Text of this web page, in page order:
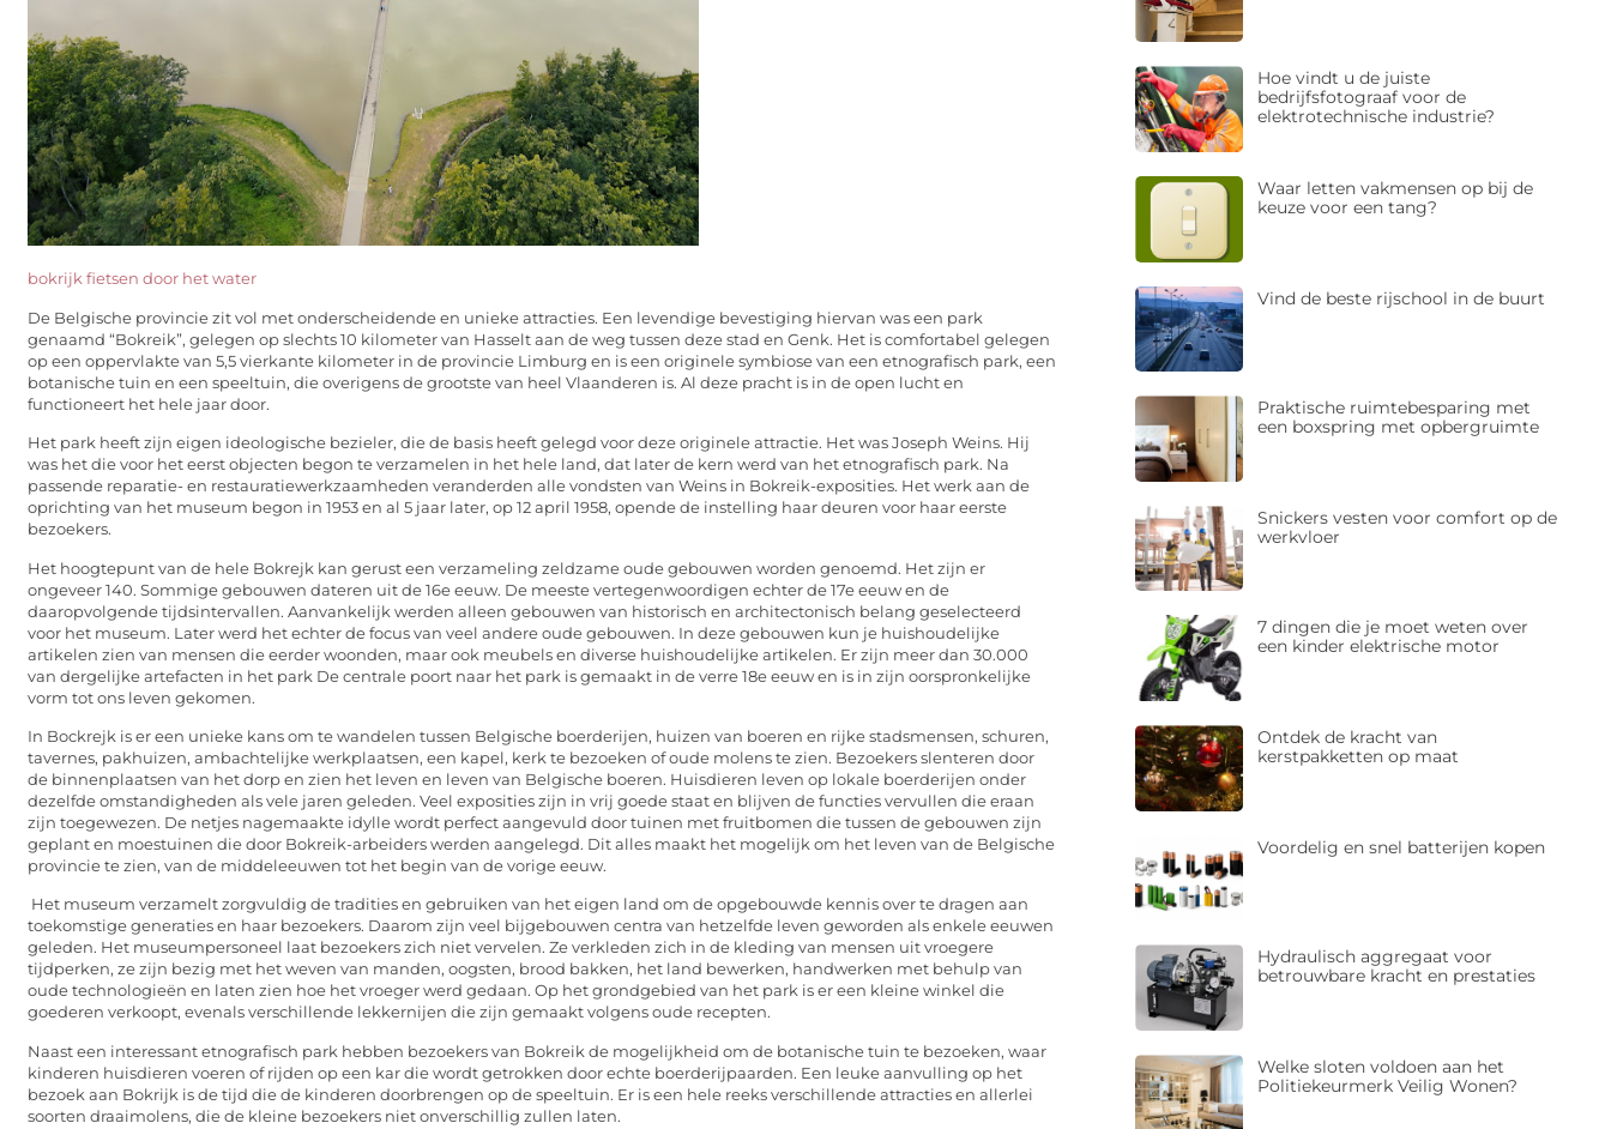
bokrijk fietsen door het water
De Belgische provincie zit vol met onderscheidende en unieke attracties. Een levendige bevestiging hiervan was een park
genaamd “Bokreik”, gelegen op slechts 10 kilometer van Hasselt aan de weg tussen deze stad en Genk. Het is comfortabel gelegen
op een oppervlakte van 5,5 vierkante kilometer in de provincie Limburg en is een originele symbiose van een etnografisch park, een
botanische tuin en een speeltuin, die overigens de grootste van heel Vlaanderen is. Al deze pracht is in de open lucht en
functioneert het hele jaar door.
Het park heeft zijn eigen ideologische bezieler, die de basis heeft gelegd voor deze originele attractie. Het was Joseph Weins. Hij
was het die voor het eerst objecten begon te verzamelen in het hele land, dat later de kern werd van het etnografisch park. Na
passende reparatie- en restauratiewerkzaamheden veranderden alle vondsten van Weins in Bokreik-exposities. Het werk aan de
oprichting van het museum begon in 1953 en al 5 jaar later, op 12 april 1958, opende de instelling haar deuren voor haar eerste
bezoekers.
Het hoogtepunt van de hele Bokrejk kan gerust een verzameling zeldzame oude gebouwen worden genoemd. Het zijn er
ongeveer 140. Sommige gebouwen dateren uit de 16e eeuw. De meeste vertegenwoordigen echter de 17e eeuw en de
daaropvolgende tijdsintervallen. Aanvankelijk werden alleen gebouwen van historisch en architectonisch belang geselecteerd
voor het museum. Later werd het echter de focus van veel andere oude gebouwen. In deze gebouwen kun je huishoudelijke
artikelen zien van mensen die eerder woonden, maar ook meubels en diverse huishoudelijke artikelen. Er zijn meer dan 30.000
van dergelijke artefacten in het park De centrale poort naar het park is gemaakt in de verre 18e eeuw en is in zijn oorspronkelijke
vorm tot ons leven gekomen.
In Bockrejk is er een unieke kans om te wandelen tussen Belgische boerderijen, huizen van boeren en rijke stadsmensen, schuren,
tavernes, pakhuizen, ambachtelijke werkplaatsen, een kapel, kerk te bezoeken of oude molens te zien. Bezoekers slenteren door
de binnenplaatsen van het dorp en zien het leven en leven van Belgische boeren. Huisdieren leven op lokale boerderijen onder
dezelfde omstandigheden als vele jaren geleden. Veel exposities zijn in vrij goede staat en blijven de functies vervullen die eraan
zijn toegewezen. De netjes nagemaakte idylle wordt perfect aangevuld door tuinen met fruitbomen die tussen de gebouwen zijn
geplant en moestuinen die door Bokreik-arbeiders werden aangelegd. Dit alles maakt het mogelijk om het leven van de Belgische
provincie te zien, van de middeleeuwen tot het begin van de vorige eeuw.
Het museum verzamelt zorgvuldig de tradities en gebruiken van het eigen land om de opgebouwde kennis over te dragen aan
toekomstige generaties en haar bezoekers. Daarom zijn veel bijgebouwen centra van hetzelfde leven geworden als enkele eeuwen
geleden. Het museumpersoneel laat bezoekers zich niet vervelen. Ze verkleden zich in de kleding van mensen uit vroegere
tijdperken, ze zijn bezig met het weven van manden, oogsten, brood bakken, het land bewerken, handwerken met behulp van
oude technologieën en laten zien hoe het vroeger werd gedaan. Op het grondgebied van het park is er een kleine winkel die
goederen verkoopt, evenals verschillende lekkernijen die zijn gemaakt volgens oude recepten.
Naast een interessant etnografisch park hebben bezoekers van Bokreik de mogelijkheid om de botanische tuin te bezoeken, waar
kinderen huisdieren voeren of rijden op een kar die wordt getrokken door echte boerderijpaarden. Een leuke aanvulling op het
bezoek aan Bokrijk is de tijd die de kinderen doorbrengen op de speeltuin. Er is een hele reeks verschillende attracties en allerlei
soorten draaimolens, die de kleine bezoekers niet onverschillig zullen laten.
Hoe vindt u de juiste
bedrijfsfotograaf voor de
elektrotechnische industrie?
Waar letten vakmensen op bij de
keuze voor een tang?
Vind de beste rijschool in de buurt
Praktische ruimtebesparing met
een boxspring met opbergruimte
Snickers vesten voor comfort op de
werkvloer
7 dingen die je moet weten over
een kinder elektrische motor
Ontdek de kracht van
kerstpakketten op maat
Voordelig en snel batterijen kopen
Hydraulisch aggregaat voor
betrouwbare kracht en prestaties
Welke sloten voldoen aan het
Politiekeurmerk Veilig Wonen?